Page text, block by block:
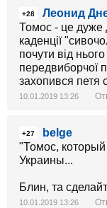
+28
Леонид
Томос - це дуже
каденції
почути від
передвиборчої
захопився петя
10.01.2019 13:26
+27
belge
"Томос,
Украины...
Блин, та
10.01.2019 13:26